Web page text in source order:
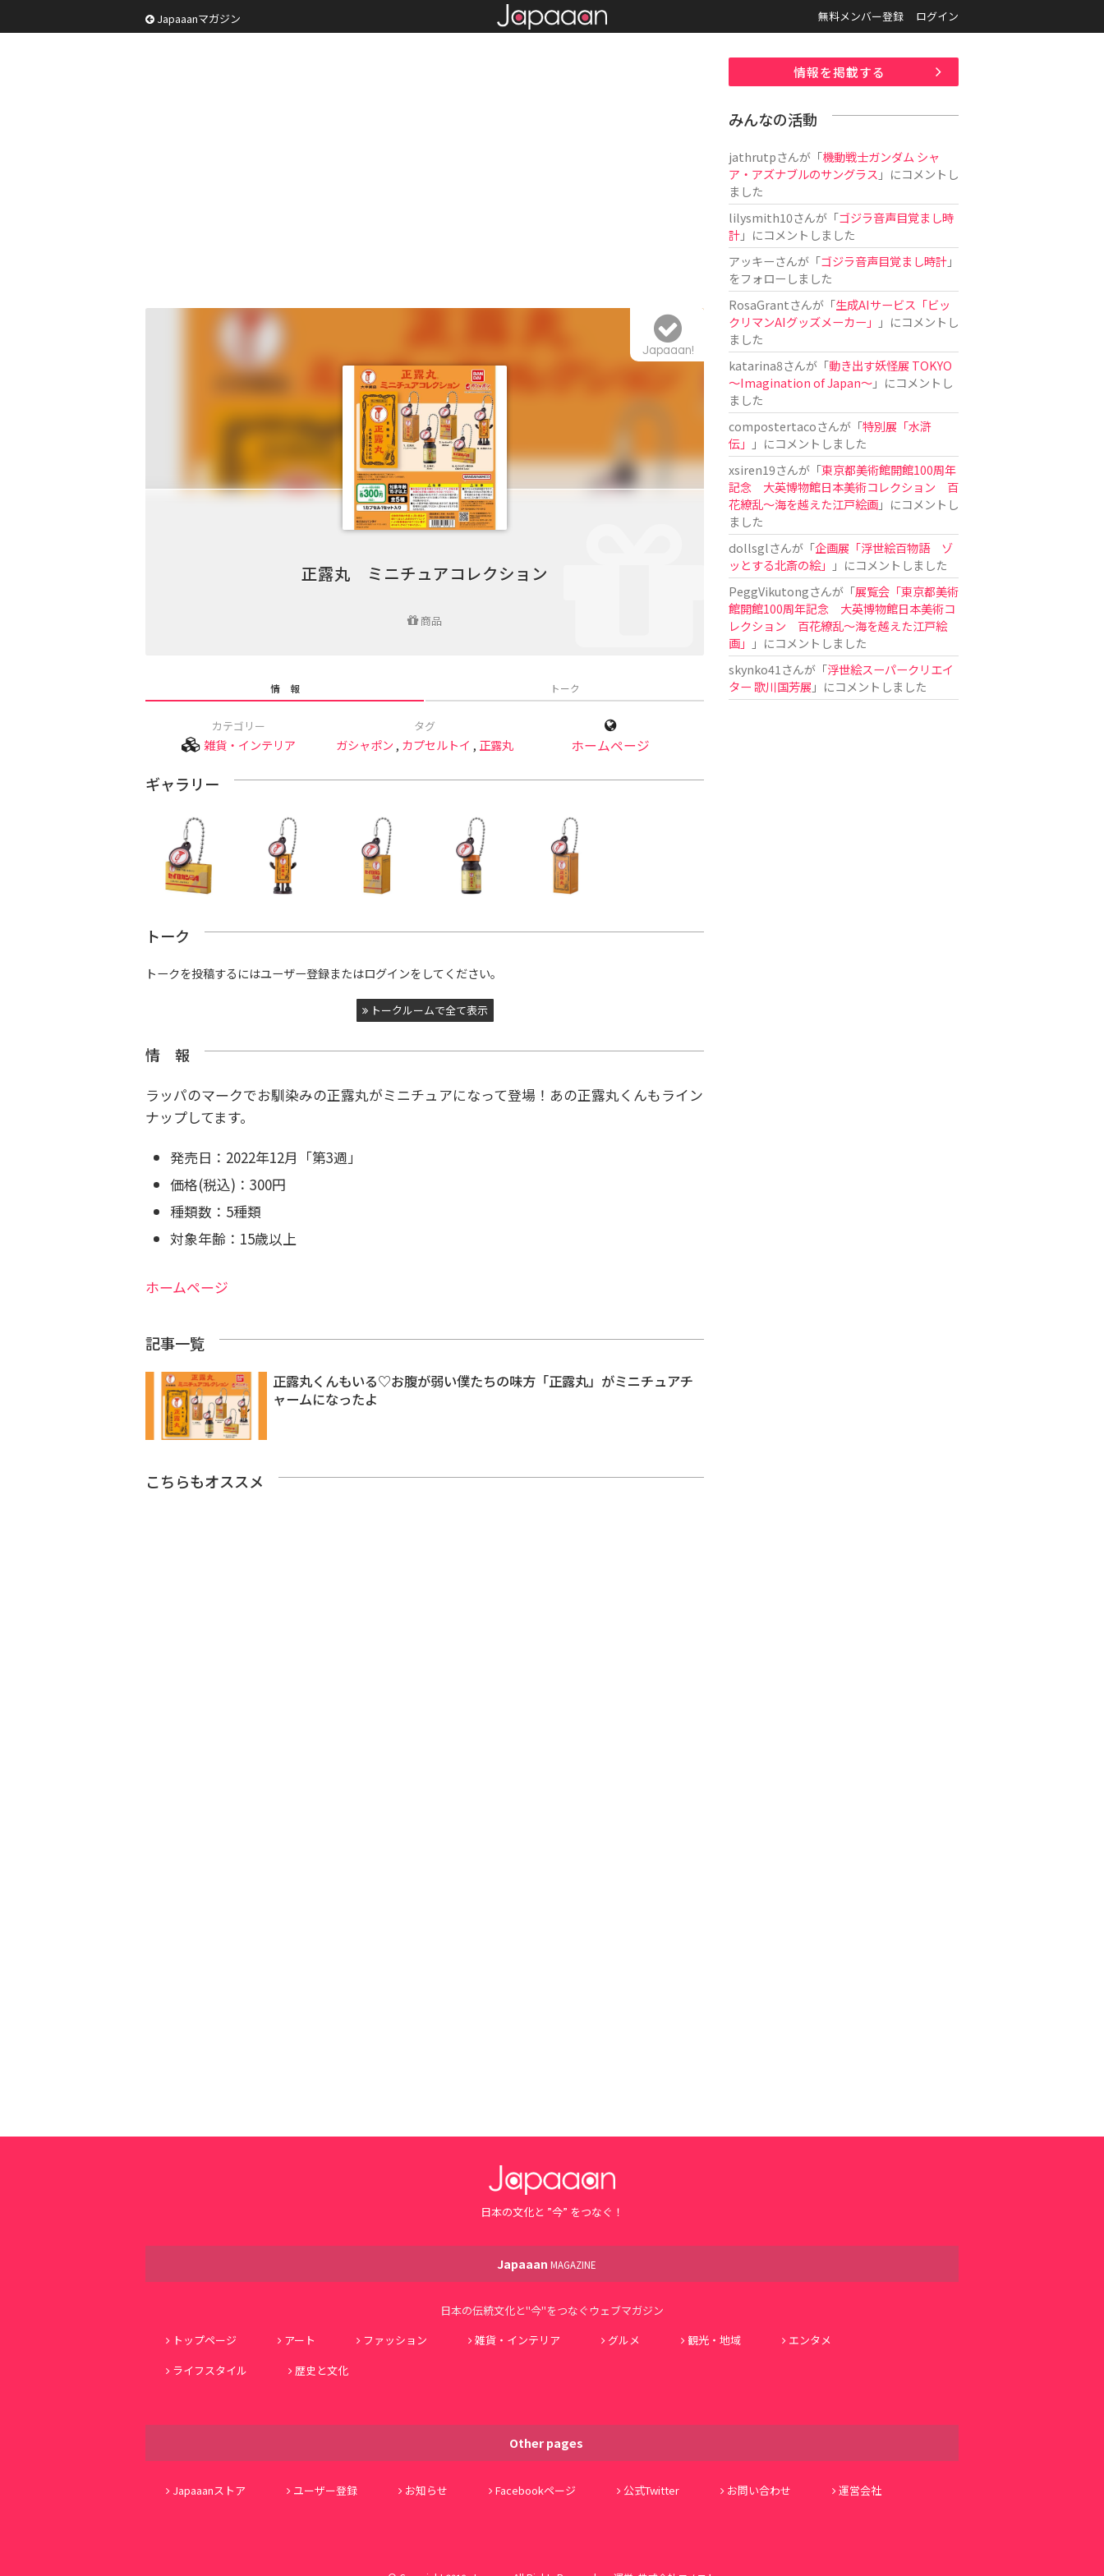
Japaaanマガジン 無料メンバー登録 ログイン
正露丸 ミニチュアコレクション
商品
Japaaan!
情 報 トーク
カテゴリー
雑貨・インテリア
タグ
ガシャポン , カプセルトイ , 正露丸 ホームページ
ギャラリー
トーク
トークを投稿するにはユーザー登録またはログインをしてください。
トークルームで全て表示
情 報
ラッパのマークでお馴染みの正露丸がミニチュアになって登場！あの正露丸くんもライン
ナップしてます。
発売日： 2022年12月「第3週」
価格(税込)： 300円
種類数： 5種類
対象年齢： 15歳以上
ホームページ
記事一覧
正露丸くんもいる♡お腹が弱い僕たちの味方「正露丸」がミニチュアチ
ャームになったよ
こちらもオススメ
情報を掲載する
みんなの活動
jathrutpさんが「機動戦士ガンダム シャ
ア・アズナブルのサングラス 」にコメントし
ました
lilysmith10さんが「ゴジラ音声目覚まし時
計」にコメントしました
アッキーさんが「ゴジラ音声目覚まし時計」
をフォローしました
RosaGrantさんが「生成AIサービス「ビッ
クリマンAIグッズメーカー」
」にコメントし
ました
katarina8さんが「動き出す妖怪展 TOKYO
〜Imagination of Japan〜」にコメントし
ました
compostertacoさんが「特別展「水滸
伝」
」にコメントしました
xsiren19さんが「東京都美術館開館100周年
記念 大英博物館日本美術コレクション 百
花繚乱～海を越えた江戸絵画」にコメントし
ました
dollsglさんが「企画展「浮世絵百物語 ゾ
ッとする北斎の絵」
」にコメントしました
PeggVikutongさんが「展覧会「東京都美術
館開館100周年記念 大英博物館日本美術コ
レクション 百花繚乱〜海を越えた江戸絵
画」
」にコメントしました
skynko41 さんが「浮世絵スーパークリエイ
ター 歌川国芳展 」にコメントしました
日本の文化と ”今” をつなぐ！
Japaaan MAGAZINE
日本の伝統文化と"今"をつなぐウェブマガジン
トップページ
アート ファッション 雑貨・インテリア グルメ 観光・地域
エンタメ
ライフスタイル
歴史と文化
Other pages
Japaaanストア ユーザー登録 お知らせ Facebookページ 公式Twitter お問い合わせ 運営会社